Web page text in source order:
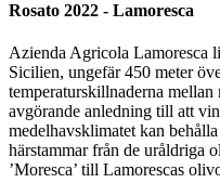
Rosato 2022 - Lamoresca
Azienda Agricola Lamoresca
Sicilien, ungefär 450 meter
temperaturskillnaderna
avgörande anledning till att
medelhavsklimatet kan
härstammar från de uråldriga
’Moresca’ till Lamorescas